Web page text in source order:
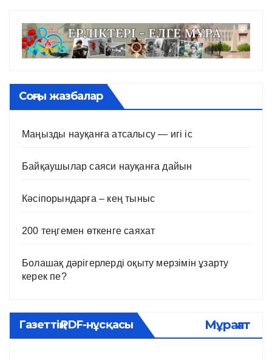
Соңғы жазбалар
Маңызды науқанға атсалысу — игі іс
Байқаушылар саяси науқанға дайын
Кәсіпорындарға – кең тыныс
200 теңгемен өткенге саяхат
Болашақ дәрігерлерді оқыту мерзімін ұзарту
керек пе?
Газеттің PDF-нұсқасы Мұрағат